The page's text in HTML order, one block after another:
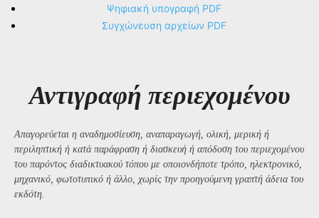
Ψηφιακή υπογραφή PDF
Συγχώνευση αρχείων PDF
Αντιγραφή περιεχομένου
Απαγορεύεται η αναδημοσίευση, αναπαραγωγή, ολική, μερική ή
περιληπτική ή κατά παράφραση ή διασκευή ή απόδοση του περιεχομένου
του παρόντος διαδικτυακού τόπου με οποιονδήποτε τρόπο, ηλεκτρονικό,
μηχανικό, φωτοτυπικό ή άλλο, χωρίς την προηγούμενη γραπτή άδεια του
εκδότη.